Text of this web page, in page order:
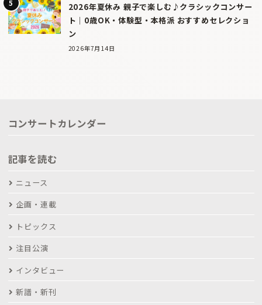
2026年夏休み 親子で楽しむ♪クラシックコンサー
ト｜0歳OK・体験型・本格派 おすすめセレクショ
ン
2026年7月14日
コンサートカレンダー
記事を読む
ニュース
企画・連載
トピックス
注目公演
インタビュー
新譜・新刊